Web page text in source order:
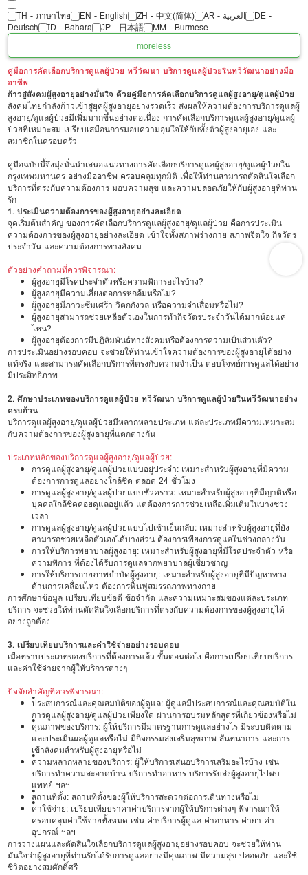
TH - ‏ภาษาไทย EN - English ZH - 中文(简体) ‏AR - ‏العربية‏
DE -
Deutsch
ID - Bahara JP - 日本語
MM - Burmese
moreless
คู่มือการคัดเลือกบริการดูแลผู้ป่วย ทวีวัฒนา บริการดูแลผู้ป่วยในทวีวัฒนาอย่างมือ
อาชีพ
ก้าวสู่สังคมผู้สูงอายุอย่างมั่นใจ ด้วยคู่มือการคัดเลือกบริการดูแลผู้สูงอายุ/ดูแลผู้ป่วย
สังคมไทยกำลังก้าวเข้าสู่ยุคผู้สูงอายุอย่างรวดเร็ว ส่งผลให้ความต้องการบริการดูแลผู้
สูงอายุ/ดูแลผู้ป่วยมีเพิ่มมากขึ้นอย่างต่อเนื่อง การคัดเลือกบริการดูแลผู้สูงอายุ/ดูแลผู้
ป่วยที่เหมาะสม เปรียบเสมือนการมอบความอุ่นใจให้กับทั้งตัวผู้สูงอายุเอง และ
สมาชิกในครอบครัว
คู่มือฉบับนี้จึงมุ่งมั่นนำเสนอแนวทางการคัดเลือกบริการดูแลผู้สูงอายุ/ดูแลผู้ป่วยใน
กรุงเทพมหานคร อย่างมืออาชีพ ครอบคลุมทุกมิติ เพื่อให้ท่านสามารถตัดสินใจเลือก
บริการที่ตรงกับความต้องการ มอบความสุข และความปลอดภัยให้กับผู้สูงอายุที่ท่าน
รัก
1. ประเมินความต้องการของผู้สูงอายุอย่างละเอียด
จุดเริ่มต้นสำคัญ ของการคัดเลือกบริการดูแลผู้สูงอายุ/ดูแลผู้ป่วย คือการประเมิน
ความต้องการของผู้สูงอายุอย่างละเอียด เข้าใจทั้งสภาพร่างกาย สภาพจิตใจ กิจวัตร
ประจำวัน และความต้องการทางสังคม
ตัวอย่างคำถามที่ควรพิจารณา:
ผู้สูงอายุมีโรคประจำตัวหรือความพิการอะไรบ้าง?
ผู้สูงอายุมีความเสี่ยงต่อการหกล้มหรือไม่?
ผู้สูงอายุมีภาวะซึมเศร้า วิตกกังวล หรือความจำเสื่อมหรือไม่?
ผู้สูงอายุสามารถช่วยเหลือตัวเองในการทำกิจวัตรประจำวันได้มากน้อยแค่
ไหน?
ผู้สูงอายุต้องการมีปฏิสัมพันธ์ทางสังคมหรือต้องการความเป็นส่วนตัว?
การประเมินอย่างรอบคอบ จะช่วยให้ท่านเข้าใจความต้องการของผู้สูงอายุได้อย่าง
แท้จริง และสามารถคัดเลือกบริการที่ตรงกับความจำเป็น ตอบโจทย์การดูแลได้อย่าง
มีประสิทธิภาพ
2. ศึกษาประเภทของบริการดูแลผู้ป่วย ทวีวัฒนา บริการดูแลผู้ป่วยในทวีวัฒนาอย่าง
ครบถ้วน
บริการดูแลผู้สูงอายุ/ดูแลผู้ป่วยมีหลากหลายประเภท แต่ละประเภทมีความเหมาะสม
กับความต้องการของผู้สูงอายุที่แตกต่างกัน
ประเภทหลักของบริการดูแลผู้สูงอายุ/ดูแลผู้ป่วย:
การดูแลผู้สูงอายุ/ดูแลผู้ป่วยแบบอยู่ประจำ: เหมาะสำหรับผู้สูงอายุที่มีความ
ต้องการการดูแลอย่างใกล้ชิด ตลอด 24 ชั่วโมง
การดูแลผู้สูงอายุ/ดูแลผู้ป่วยแบบชั่วคราว: เหมาะสำหรับผู้สูงอายุที่มีญาติหรือ
บุคคลใกล้ชิดคอยดูแลอยู่แล้ว แต่ต้องการการช่วยเหลือเพิ่มเติมในบางช่วง
เวลา
การดูแลผู้สูงอายุ/ดูแลผู้ป่วยแบบไปเช้าเย็นกลับ: เหมาะสำหรับผู้สูงอายุที่ยัง
สามารถช่วยเหลือตัวเองได้บางส่วน ต้องการเพียงการดูแลในช่วงกลางวัน
การให้บริการพยาบาลผู้สูงอายุ: เหมาะสำหรับผู้สูงอายุที่มีโรคประจำตัว หรือ
ความพิการ ที่ต้องได้รับการดูแลจากพยาบาลผู้เชี่ยวชาญ
การให้บริการกายภาพบำบัดผู้สูงอายุ: เหมาะสำหรับผู้สูงอายุที่มีปัญหาทาง
ด้านการเคลื่อนไหว ต้องการฟื้นฟูสมรรถภาพทางกาย
การศึกษาข้อมูล เปรียบเทียบข้อดี ข้อจำกัด และความเหมาะสมของแต่ละประเภท
บริการ จะช่วยให้ท่านตัดสินใจเลือกบริการที่ตรงกับความต้องการของผู้สูงอายุได้
อย่างถูกต้อง
3. เปรียบเทียบบริการและค่าใช้จ่ายอย่างรอบคอบ
เมื่อทราบประเภทของบริการที่ต้องการแล้ว ขั้นตอนต่อไปคือการเปรียบเทียบบริการ
และค่าใช้จ่ายจากผู้ให้บริการต่างๆ
ปัจจัยสำคัญที่ควรพิจารณา:
•
ประสบการณ์และคุณสมบัติของผู้ดูแล: ผู้ดูแลมีประสบการณ์และคุณสมบัติใน
การดูแลผู้สูงอายุ/ดูแลผู้ป่วยเพียงใด ผ่านการอบรมหลักสูตรที่เกี่ยวข้องหรือไม่
•
คุณภาพของบริการ: ผู้ให้บริการมีมาตรฐานการดูแลอย่างไร มีระบบติดตาม
และประเมินผลผู้ดูแลหรือไม่ มีกิจกรรมส่งเสริมสุขภาพ สันทนาการ และการ
เข้าสังคมสำหรับผู้สูงอายุหรือไม่
•
ความหลากหลายของบริการ: ผู้ให้บริการเสนอบริการเสริมอะไรบ้าง เช่น
บริการทำความสะอาดบ้าน บริการทำอาหาร บริการรับส่งผู้สูงอายุไปพบ
แพทย์ ฯลฯ
•
สถานที่ตั้ง: สถานที่ตั้งของผู้ให้บริการสะดวกต่อการเดินทางหรือไม่
•
ค่าใช้จ่าย: เปรียบเทียบราคาค่าบริการจากผู้ให้บริการต่างๆ พิจารณาให้
ครอบคลุมค่าใช้จ่ายทั้งหมด เช่น ค่าบริการผู้ดูแล ค่าอาหาร ค่ายา ค่า
อุปกรณ์ ฯลฯ
การวางแผนและตัดสินใจเลือกบริการดูแลผู้สูงอายุอย่างรอบคอบ จะช่วยให้ท่าน
มั่นใจว่าผู้สูงอายุที่ท่านรักได้รับการดูแลอย่างมีคุณภาพ มีความสุข ปลอดภัย และใช้
ชีวิตอย่างสมศักดิ์ศรี